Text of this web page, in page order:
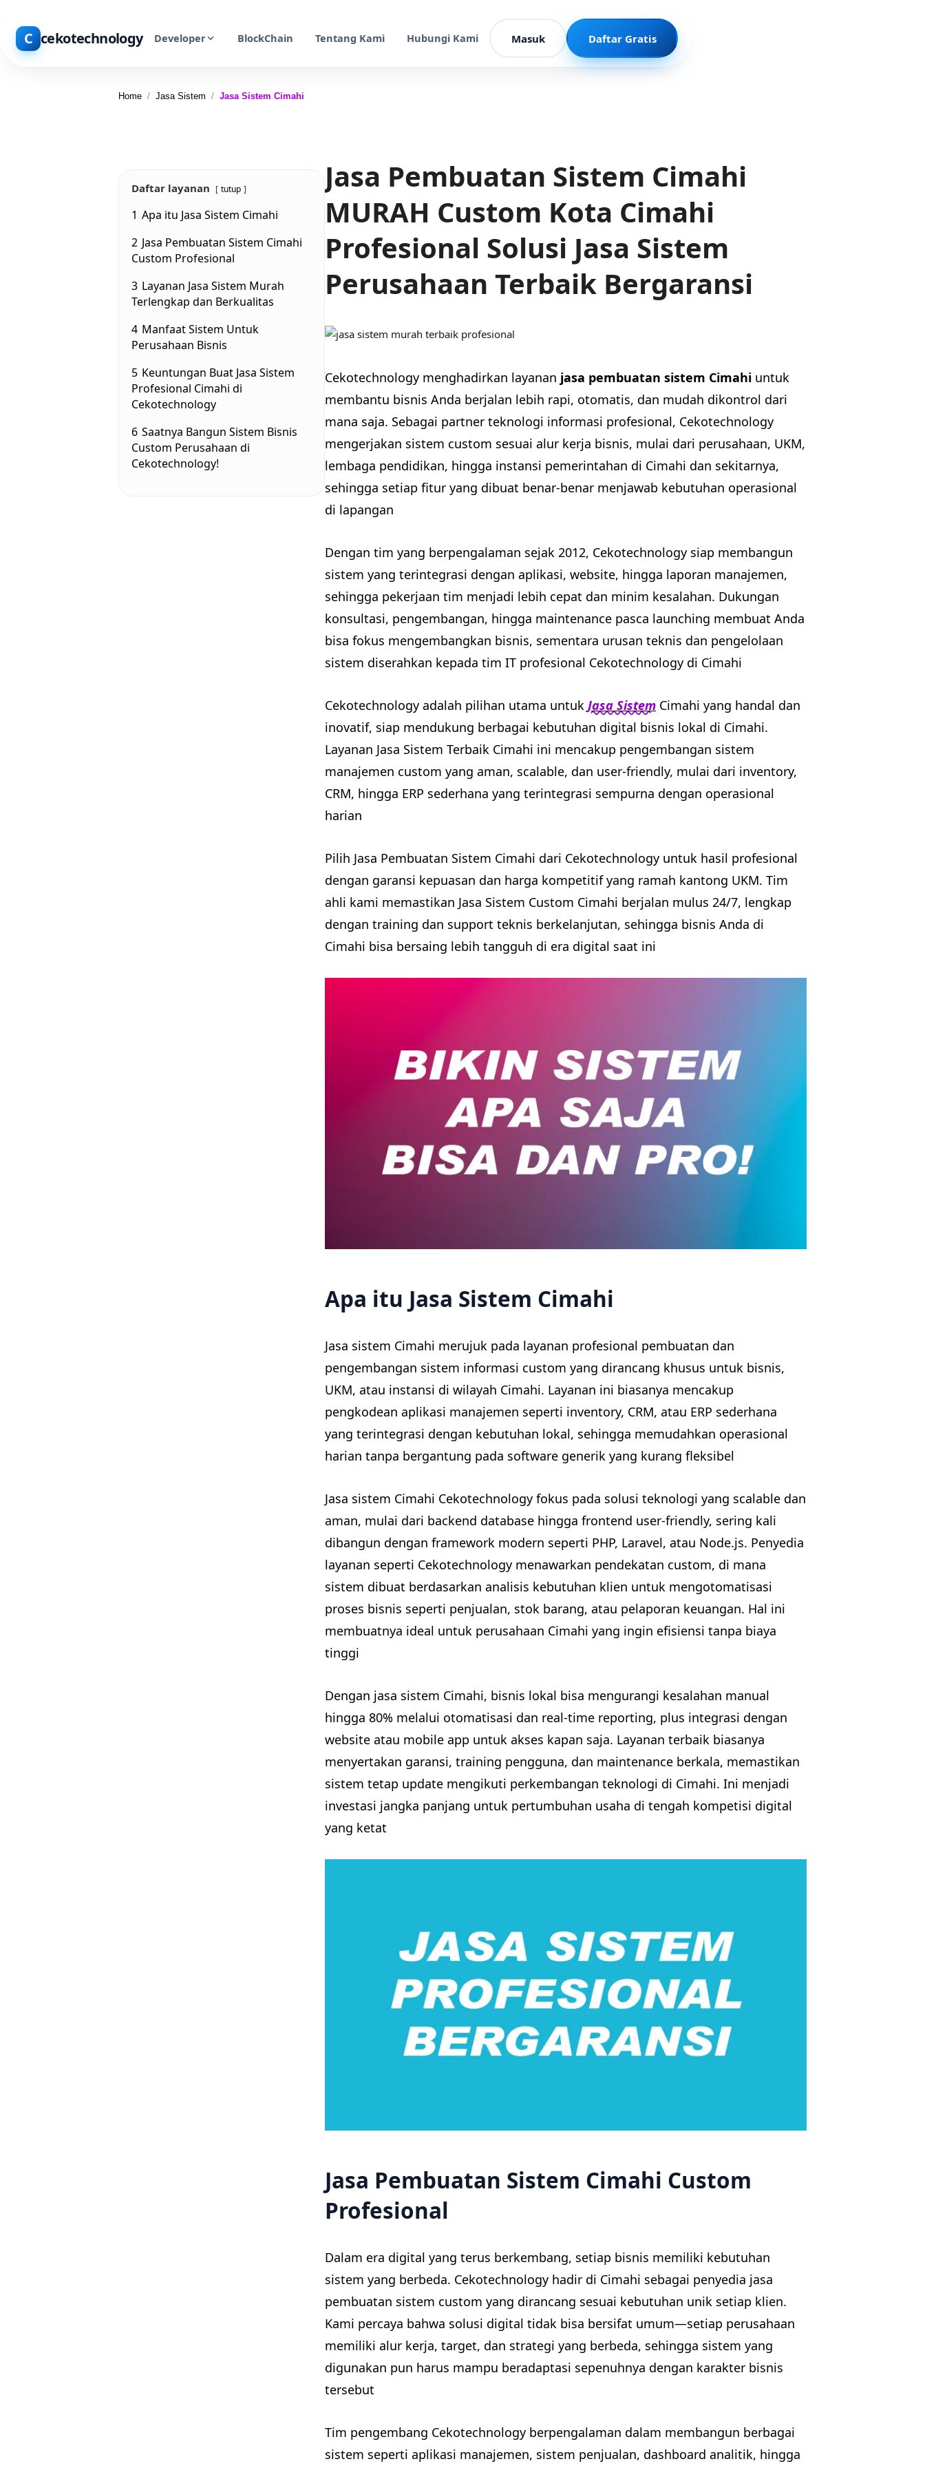
C cekotechnology Developer BlockChain Tentang Kami Hubungi Kami Masuk Daftar Gratis
Home / Jasa Sistem / Jasa Sistem Cimahi
Daftar layanan tutup
1 Apa itu Jasa Sistem Cimahi
2 Jasa Pembuatan Sistem Cimahi
Custom Profesional
3 Layanan Jasa Sistem Murah
Terlengkap dan Berkualitas
4 Manfaat Sistem Untuk
Perusahaan Bisnis
5 Keuntungan Buat Jasa Sistem
Profesional Cimahi di
Cekotechnology
6 Saatnya Bangun Sistem Bisnis
Custom Perusahaan di
Cekotechnology!
Jasa Pembuatan Sistem Cimahi
MURAH Custom Kota Cimahi
Profesional Solusi Jasa Sistem
Perusahaan Terbaik Bergaransi
Cekotechnology menghadirkan layanan jasa pembuatan sistem Cimahi untuk
membantu bisnis Anda berjalan lebih rapi, otomatis, dan mudah dikontrol dari
mana saja. Sebagai partner teknologi informasi profesional, Cekotechnology
mengerjakan sistem custom sesuai alur kerja bisnis, mulai dari perusahaan, UKM,
lembaga pendidikan, hingga instansi pemerintahan di Cimahi dan sekitarnya,
sehingga setiap fitur yang dibuat benar-benar menjawab kebutuhan operasional
di lapangan
Dengan tim yang berpengalaman sejak 2012, Cekotechnology siap membangun
sistem yang terintegrasi dengan aplikasi, website, hingga laporan manajemen,
sehingga pekerjaan tim menjadi lebih cepat dan minim kesalahan. Dukungan
konsultasi, pengembangan, hingga maintenance pasca launching membuat Anda
bisa fokus mengembangkan bisnis, sementara urusan teknis dan pengelolaan
sistem diserahkan kepada tim IT profesional Cekotechnology di Cimahi
Cekotechnology adalah pilihan utama untuk Jasa Sistem Cimahi yang handal dan
inovatif, siap mendukung berbagai kebutuhan digital bisnis lokal di Cimahi.
Layanan Jasa Sistem Terbaik Cimahi ini mencakup pengembangan sistem
manajemen custom yang aman, scalable, dan user-friendly, mulai dari inventory,
CRM, hingga ERP sederhana yang terintegrasi sempurna dengan operasional
harian
Pilih Jasa Pembuatan Sistem Cimahi dari Cekotechnology untuk hasil profesional
dengan garansi kepuasan dan harga kompetitif yang ramah kantong UKM. Tim
ahli kami memastikan Jasa Sistem Custom Cimahi berjalan mulus 24/7, lengkap
dengan training dan support teknis berkelanjutan, sehingga bisnis Anda di
Cimahi bisa bersaing lebih tangguh di era digital saat ini
Apa itu Jasa Sistem Cimahi
Jasa sistem Cimahi merujuk pada layanan profesional pembuatan dan
pengembangan sistem informasi custom yang dirancang khusus untuk bisnis,
UKM, atau instansi di wilayah Cimahi. Layanan ini biasanya mencakup
pengkodean aplikasi manajemen seperti inventory, CRM, atau ERP sederhana
yang terintegrasi dengan kebutuhan lokal, sehingga memudahkan operasional
harian tanpa bergantung pada software generik yang kurang fleksibel
Jasa sistem Cimahi Cekotechnology fokus pada solusi teknologi yang scalable dan
aman, mulai dari backend database hingga frontend user-friendly, sering kali
dibangun dengan framework modern seperti PHP, Laravel, atau Node.js. Penyedia
layanan seperti Cekotechnology menawarkan pendekatan custom, di mana
sistem dibuat berdasarkan analisis kebutuhan klien untuk mengotomatisasi
proses bisnis seperti penjualan, stok barang, atau pelaporan keuangan. Hal ini
membuatnya ideal untuk perusahaan Cimahi yang ingin efisiensi tanpa biaya
tinggi
Dengan jasa sistem Cimahi, bisnis lokal bisa mengurangi kesalahan manual
hingga 80% melalui otomatisasi dan real-time reporting, plus integrasi dengan
website atau mobile app untuk akses kapan saja. Layanan terbaik biasanya
menyertakan garansi, training pengguna, dan maintenance berkala, memastikan
sistem tetap update mengikuti perkembangan teknologi di Cimahi. Ini menjadi
investasi jangka panjang untuk pertumbuhan usaha di tengah kompetisi digital
yang ketat
Jasa Pembuatan Sistem Cimahi Custom
Profesional
Dalam era digital yang terus berkembang, setiap bisnis memiliki kebutuhan
sistem yang berbeda. Cekotechnology hadir di Cimahi sebagai penyedia jasa
pembuatan sistem custom yang dirancang sesuai kebutuhan unik setiap klien.
Kami percaya bahwa solusi digital tidak bisa bersifat umum—setiap perusahaan
memiliki alur kerja, target, dan strategi yang berbeda, sehingga sistem yang
digunakan pun harus mampu beradaptasi sepenuhnya dengan karakter bisnis
tersebut
Tim pengembang Cekotechnology berpengalaman dalam membangun berbagai
sistem seperti aplikasi manajemen, sistem penjualan, dashboard analitik, hingga